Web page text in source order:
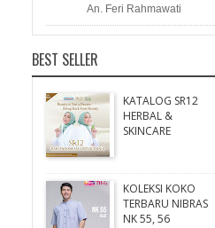
An. Feri Rahmawati
BEST SELLER
KATALOG SR12
HERBAL &
SKINCARE
KOLEKSI KOKO
TERBARU NIBRAS
NK 55, 56